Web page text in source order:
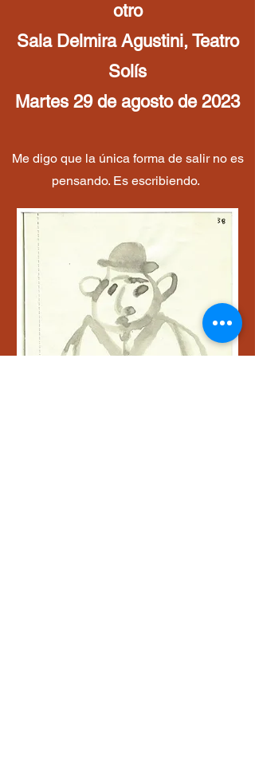
otro
Sala Delmira Agustini, Teatro
Solís
Martes 29 de agosto de 2023
Me digo que la única forma de salir no es
pensando. Es escribiendo.